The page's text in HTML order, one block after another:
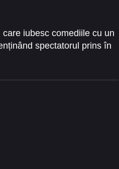
iubesc comediile cu un
spectatorul prins în